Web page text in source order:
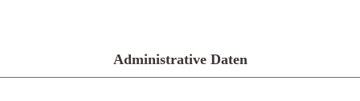
Administrative Daten